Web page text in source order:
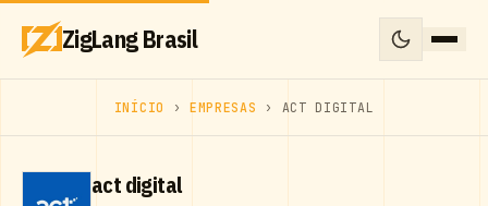
ZigLang Brasil
INÍCIO › EMPRESAS › ACT DIGITAL
act digital